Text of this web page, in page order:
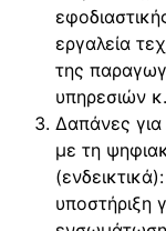
εργαλεία
της
υπηρεσιών
Δαπάνες
με τη
υποστήριξη